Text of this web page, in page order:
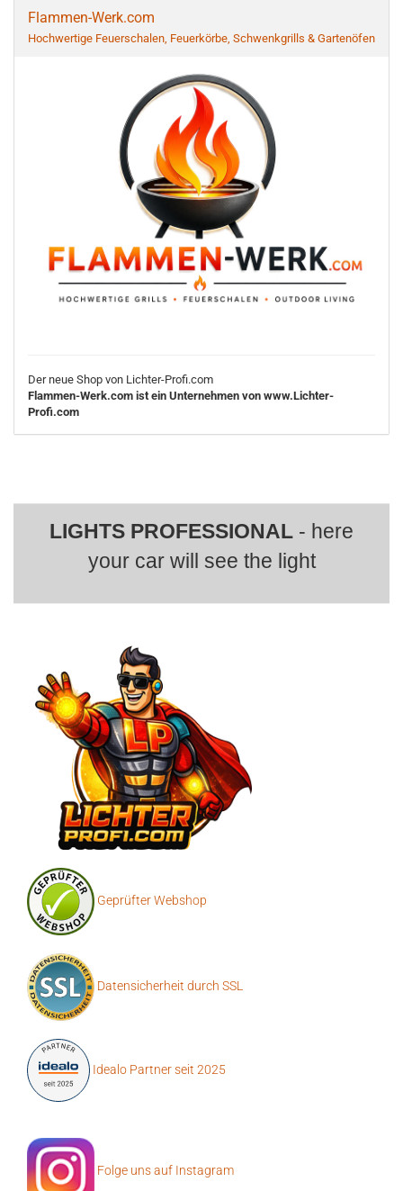
Flammen-Werk.com
Hochwertige Feuerschalen, Feuerkörbe, Schwenkgrills & Gartenöfen
Der neue Shop von Lichter-Profi.com
Flammen-Werk.com ist ein Unternehmen von www.Lichter-
Profi.com
LIGHTS PROFESSIONAL - here
your car will see the light
Geprüfter Webshop
Datensicherheit durch SSL
Idealo Partner seit 2025
Folge uns auf Instagram